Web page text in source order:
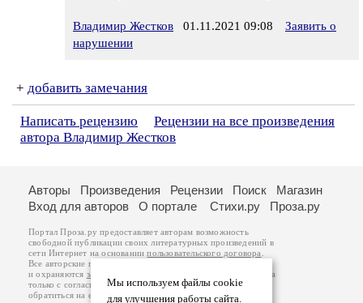
Владимир Жестков 01.11.2021 09:08
Заявить о
нарушении
+ добавить замечания
Написать рецензию
Рецензии на все произведения
автора Владимир Жестков
Мы используем файлы cookie
для улучшения работы сайта.
Авторы Произведения Рецензии Поиск
Магазин
Вход для авторов
О портале Стихи.ру Проза.ру
Портал Проза.ру предоставляет авторам возможность
свободной публикации своих литературных произведений в
сети Интернет на основаниипользовательского договора
Все авторские права на произведения принадлежат авторам
и охраняются законом
. Перепечатка произведений возможна
только с согласия его автора, к которому вы можете
обратиться на его авторской странице. Ответственность за